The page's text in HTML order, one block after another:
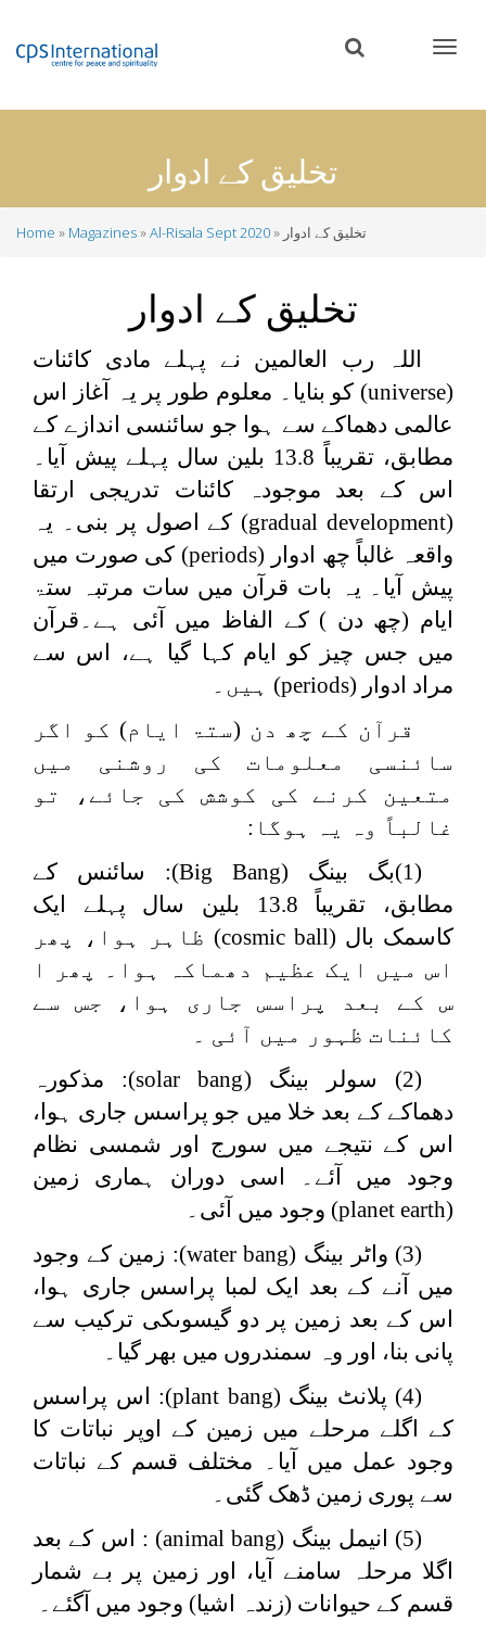
content
تخلیق کے ادوار
Home Magazines Al-Risala Sept 2020 تخلیق کے ادوار
تخلیق کے ادوار
اللہ رب العالمین نے پہلے مادی کائنات
(
universe) کو بنایا۔ معلوم طور پر یہ آغاز اس
عالمی دھماکے سے ہوا جو سائنسی اندازے کے
مطابق، تقریباً 13.8 بلین سال پہلے پیش آیا۔
اس کے بعد موجودہ کائنات تدریجی ارتقا
(
gradual development) کے اصول پر بنی۔ یہ
واقعہ غالباً چھ ادوار (periods) کی صورت میں
پیش آیا۔ یہ بات قرآن میں سات مرتبہ ستۃ
ایام (چھ دن ) کے الفاظ میں آئی ہے۔قرآن
میں جس چیز کو ایام کہا گیا ہے، اس سے
مراد ادوار (periods) ہیں۔
قرآن کے چھ دن (ستۃ ایام) کو اگر
سائنسی معلومات کی روشنی میں
متعین کرنے کی کوشش کی جائے، تو
غالباً وہ یہ ہوگا:
(1)بگ بینگ (
Big Bang): سائنس کے
مطابق، تقریباً 13.8 بلین سال پہلے ایک
کاسمک بال (cosmic ball) ظاہر ہوا، پھر
اس میں ایک عظیم دھماکہ ہوا۔ پھر ا
س کے بعد پراسس جاری ہوا، جس سے
کائنات ظہور میں آئی ۔
(2) سولر بینگ (
solar bang): مذکورہ
دھماکے کے بعد خلا میں جو پراسس جاری ہوا،
اس کے نتیجے میں سورج اور شمسی نظام
وجود میں آئے۔ اسی دوران ہماری زمین
(
planet earth) وجود میں آئی۔
(3) واٹر بینگ (
water bang): زمین کے وجود
میں آنے کے بعد ایک لمبا پراسس جاری ہوا،
اس کے بعد زمین پر دو گیسوںکی ترکیب سے
پانی بنا، اور وہ سمندروں میں بھر گیا۔
(4) پلانٹ بینگ (
plant bang): اس پراسس
کے اگلے مرحلے میں زمین کے اوپر نباتات کا
وجود عمل میں آیا۔ مختلف قسم کے نباتات
سے پوری زمین ڈھک گئی۔
(5) انیمل بینگ (
animal bang) : اس کے بعد
اگلا مرحلہ سامنے آیا، اور زمین پر بے شمار
قسم کے حیوانات (زندہ اشیا) وجود میں آگئے۔